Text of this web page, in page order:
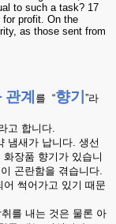
to such a task? 17
for profit. On the
as those sent from
관계 를 “향기 ”라
고 합니다.
냄새가 납니다. 생선
화장품 향기가 있습니
곤란함을 겪습니다.
어 썩어가고 있기 때문
취를 내는 것은 물론 아